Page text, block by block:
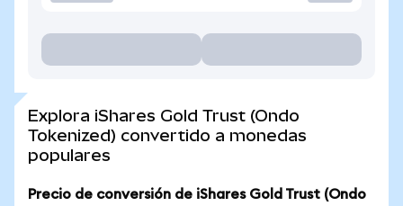
Explora iShares Gold Trust (Ondo
Tokenized) convertido a monedas
populares
Precio de conversión de iShares Gold Trust (Ondo